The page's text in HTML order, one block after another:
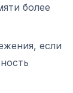
более
если